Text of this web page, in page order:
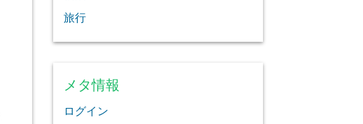
旅行
メタ情報
ログイン